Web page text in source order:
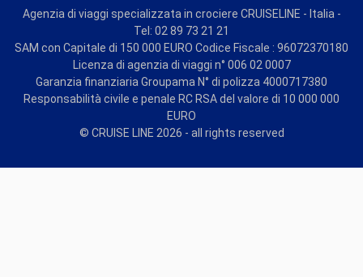
Agenzia di viaggi specializzata in crociere CRUISELINE - Italia -
Tel: 02 89 73 21 21
SAM con Capitale di 150 000 EURO Codice Fiscale : 96072370180
Licenza di agenzia di viaggi n° 006 02 0007
Garanzia finanziaria Groupama N° di polizza 4000717380
Responsabilità civile e penale RC RSA del valore di 10 000 000
EURO
© CRUISE LINE 2026 - all rights reserved